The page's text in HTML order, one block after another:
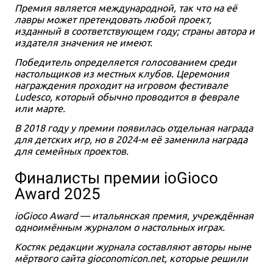
Премия является международной, так что на её
лавры может претендовать любой проект,
изданный в соответствующем году; страны автора и
издателя значения не имеют.
Победитель определяется голосованием среди
настольщиков из местных клубов. Церемония
награждения проходит на игровом фестивале
Ludesco, который обычно проводится в феврале
или марте.
В 2018 году у премии появилась отдельная награда
для детских игр, но в 2024-м её заменила награда
для семейных проектов.
Финалисты премии ioGioco
Award 2025
ioGioco Award — итальянская премия, учреждённая
одноимённым журналом о настольных играх.
Костяк редакции журнала составляют авторы ныне
мёртвого сайта gioconomicon.net, которые решили